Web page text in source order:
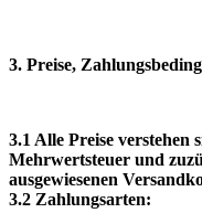
3. Preise,
3.1 Alle Preise verstehen
Mehrwertsteuer und
ausgewiesenen
3.2 Zahlungsarten: